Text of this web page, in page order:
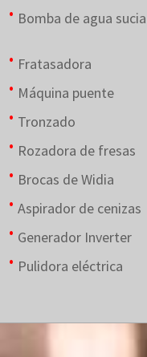
Bomba de agua sucia
Fratasadora
Máquina puente
Tronzado
Rozadora de fresas
Brocas de Widia
Aspirador de cenizas
Generador Inverter
Pulidora eléctrica